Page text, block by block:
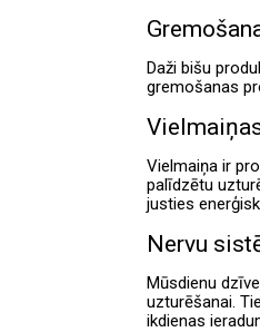
Daži bišu
gremošanas
Vielmaiņa ir
palīdzētu
justies
Nervu
Mūsdienu
uzturēšanai.
ikdienas